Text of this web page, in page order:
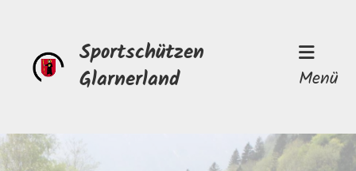
Sportschützen
Glarnerland
Menü